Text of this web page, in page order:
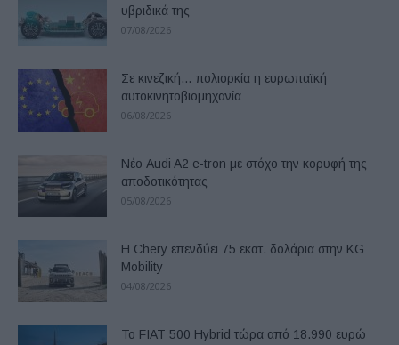
υβριδικά της
07/08/2026
Σε κινεζική… πολιορκία η ευρωπαϊκή
αυτοκινητοβιομηχανία
06/08/2026
Νέο Audi A2 e-tron με στόχο την κορυφή της
αποδοτικότητας
05/08/2026
Η Chery επενδύει 75 εκατ. δολάρια στην KG
Mobility
04/08/2026
Το FIAT 500 Hybrid τώρα από 18.990 ευρώ